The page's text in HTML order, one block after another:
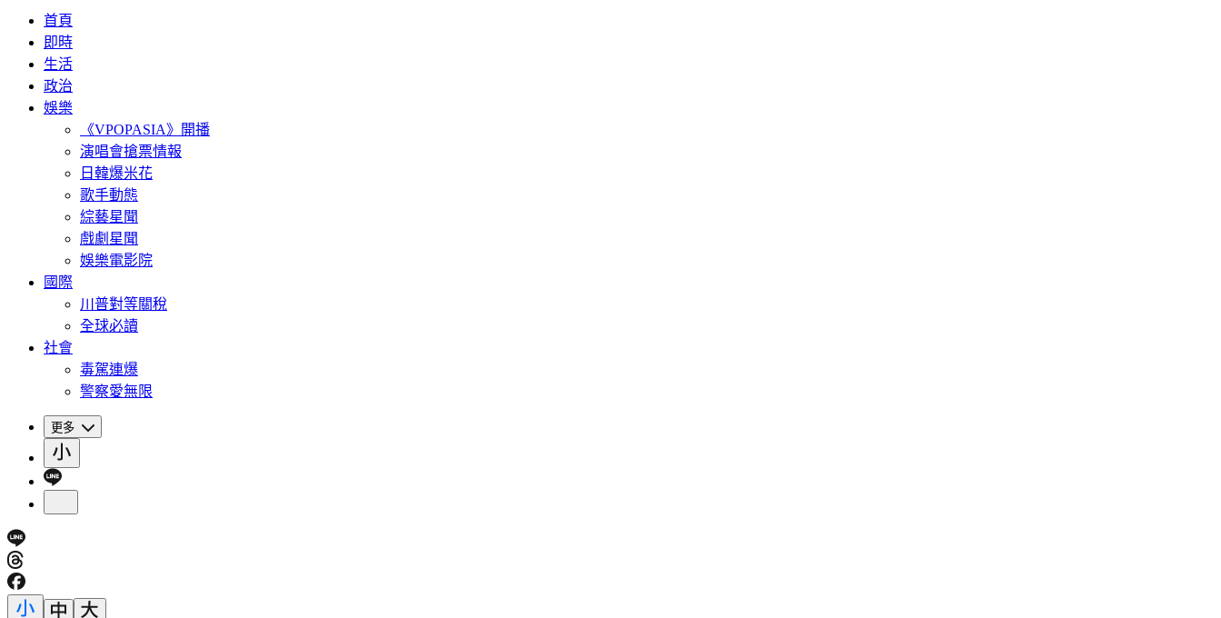
首頁
即時
生活
政治
娛樂
《VPOPASIA》開播
演唱會搶票情報
日韓爆米花
歌手動態
綜藝星聞
戲劇星聞
娛樂電影院
國際
川普對等關稅
全球必讀
社會
毒駕連爆
警察愛無限
更多